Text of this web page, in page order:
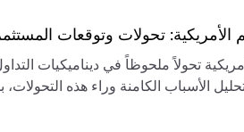
العالمية في الربع الثاني
صادرات دول الخليج إلى طبيعتها
يمكن أن يؤدي إلى تقلبات سعرية
وسيناريوهات لانخفاض الأسعار في
تحولات وتوقعات
تحولاً ملحوظاً في ديناميكيات
الأسباب الكامنة وراء هذه